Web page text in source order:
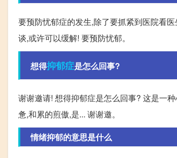
要预防忧郁症的发生,除了要抓紧到医院看
谈,或许可以缓解! 要预防忧郁。
想得抑郁症是怎么回事?
谢谢邀请! 想得抑郁症是怎么回事? 这是一
惫,和累的煎傲,是... 谢谢邀。
情绪抑郁的意思是什么